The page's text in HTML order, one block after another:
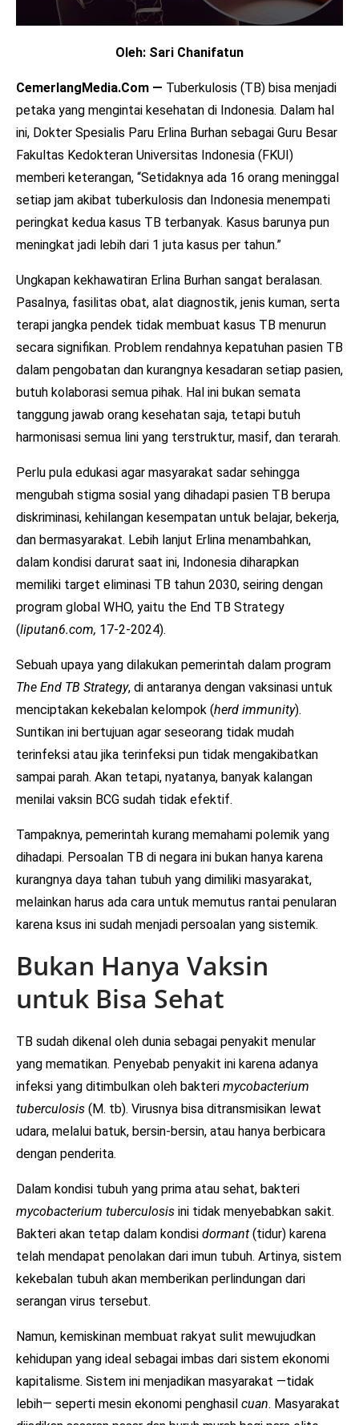
Oleh: Sari Chanifatun
CemerlangMedia.Com — Tuberkulosis (TB) bisa menjadi
petaka yang mengintai kesehatan di Indonesia. Dalam hal
ini, Dokter Spesialis Paru Erlina Burhan sebagai Guru Besar
Fakultas Kedokteran Universitas Indonesia (FKUI)
memberi keterangan, “Setidaknya ada 16 orang meninggal
setiap jam akibat tuberkulosis dan Indonesia menempati
peringkat kedua kasus TB terbanyak. Kasus barunya pun
meningkat jadi lebih dari 1 juta kasus per tahun.”
Ungkapan kekhawatiran Erlina Burhan sangat beralasan.
Pasalnya, fasilitas obat, alat diagnostik, jenis kuman, serta
terapi jangka pendek tidak membuat kasus TB menurun
secara signifikan. Problem rendahnya kepatuhan pasien TB
dalam pengobatan dan kurangnya kesadaran setiap pasien,
butuh kolaborasi semua pihak. Hal ini bukan semata
tanggung jawab orang kesehatan saja, tetapi butuh
harmonisasi semua lini yang terstruktur, masif, dan terarah.
Perlu pula edukasi agar masyarakat sadar sehingga
mengubah stigma sosial yang dihadapi pasien TB berupa
diskriminasi, kehilangan kesempatan untuk belajar, bekerja,
dan bermasyarakat. Lebih lanjut Erlina menambahkan,
dalam kondisi darurat saat ini, Indonesia diharapkan
memiliki target eliminasi TB tahun 2030, seiring dengan
program global WHO, yaitu the End TB Strategy
(liputan6.com, 17-2-2024).
Sebuah upaya yang dilakukan pemerintah dalam program
The End TB Strategy, di antaranya dengan vaksinasi untuk
menciptakan kekebalan kelompok (herd immunity).
Suntikan ini bertujuan agar seseorang tidak mudah
terinfeksi atau jika terinfeksi pun tidak mengakibatkan
sampai parah. Akan tetapi, nyatanya, banyak kalangan
menilai vaksin BCG sudah tidak efektif.
Tampaknya, pemerintah kurang memahami polemik yang
dihadapi. Persoalan TB di negara ini bukan hanya karena
kurangnya daya tahan tubuh yang dimiliki masyarakat,
melainkan harus ada cara untuk memutus rantai penularan
karena ksus ini sudah menjadi persoalan yang sistemik.
Bukan Hanya Vaksin
untuk Bisa Sehat
TB sudah dikenal oleh dunia sebagai penyakit menular
yang mematikan. Penyebab penyakit ini karena adanya
infeksi yang ditimbulkan oleh bakteri mycobacterium
tuberculosis (M. tb). Virusnya bisa ditransmisikan lewat
udara, melalui batuk, bersin-bersin, atau hanya berbicara
dengan penderita.
Dalam kondisi tubuh yang prima atau sehat, bakteri
mycobacterium tuberculosis ini tidak menyebabkan sakit.
Bakteri akan tetap dalam kondisi dormant (tidur) karena
telah mendapat penolakan dari imun tubuh. Artinya, sistem
kekebalan tubuh akan memberikan perlindungan dari
serangan virus tersebut.
Namun, kemiskinan membuat rakyat sulit mewujudkan
kehidupan yang ideal sebagai imbas dari sistem ekonomi
kapitalisme. Sistem ini menjadikan masyarakat —tidak
lebih— seperti mesin ekonomi penghasil cuan. Masyarakat